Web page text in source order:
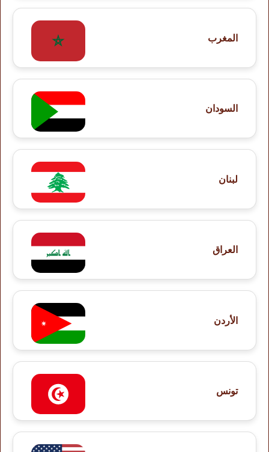
المغرب
السودان
لبنان
العراق
الأردن
تونس